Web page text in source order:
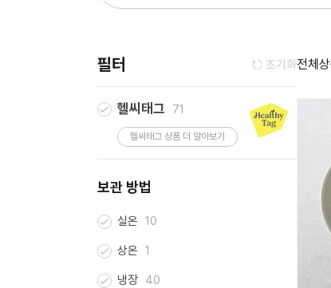
필터 초기화
헬씨태그 71
헬씨태그 상품 더 알아보기
보관 방법
실온 10
상온 1
냉장 40
전체